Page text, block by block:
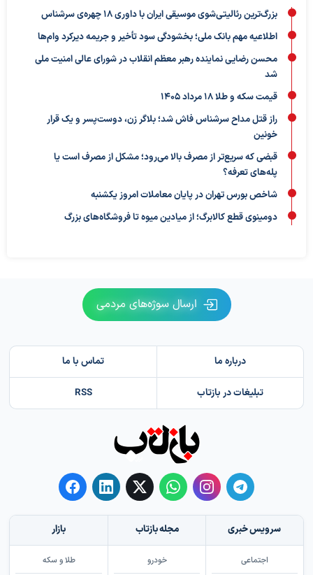
بزرگ‌ترین رئالیتی‌شوی موسیقی ایران با داوری ۱۸ چهره‌ی سرشناس
اطلاعیه مهم بانک ملی؛ بخشودگی سود تأخیر و جریمه دیرکرد وام‌ها
محسن رضایی نماینده رهبر معظم انقلاب در شورای عالی امنیت ملی
شد
قیمت سکه و طلا 18 مرداد 1405
راز قتل مداح سرشناس فاش شد؛ بلاگر زن، دوست‌پسر و یک قرار
خونین
قبضی که سریع‌تر از مصرف بالا می‌رود؛ مشکل از مصرف است یا
پله‌های تعرفه؟
شاخص بورس تهران در پایان معاملات امروز یکشنبه
دومینوی قطع کالابرگ؛ از میادین میوه تا فروشگاه‌های بزرگ
ارسال سوژه‌های مردمی
درباره ما تماس با ما
تبلیغات در بازتاب RSS
سرویس خبری
اجتماعی
مجله بازتاب
خودرو
بازار
طلا و سکه